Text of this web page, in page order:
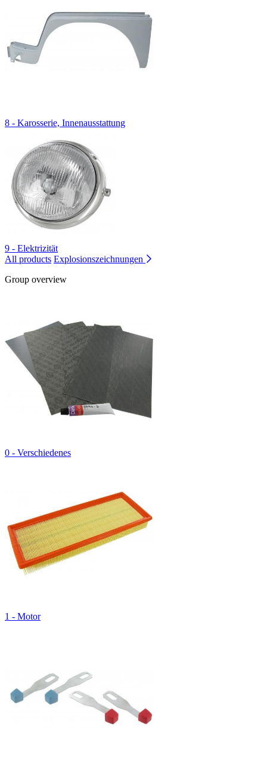
8 - Karosserie, Innenausstattung
9 - Elektrizität
All products Explosionszeichnungen
Group overview
0 - Verschiedenes
1 - Motor